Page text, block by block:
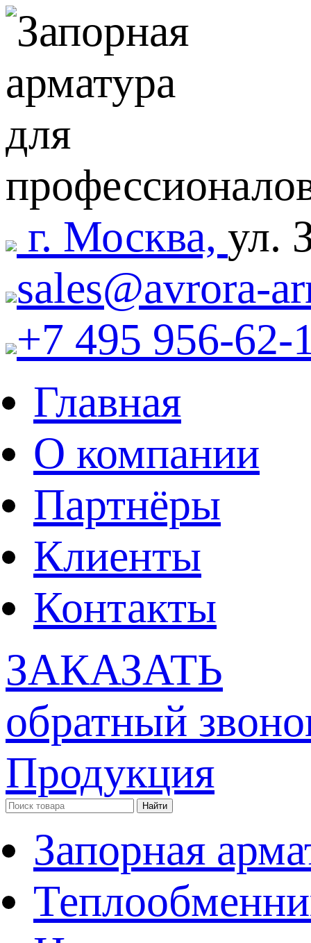
г. Москва, ул.
sales@avrora-
+7 495 956-62-
Главная
О компании
Партнёры
Клиенты
Контакты
ЗАКАЗАТЬ
обратный
Продукция
Запорная